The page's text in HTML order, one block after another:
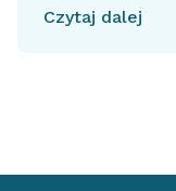
Czytaj dalej